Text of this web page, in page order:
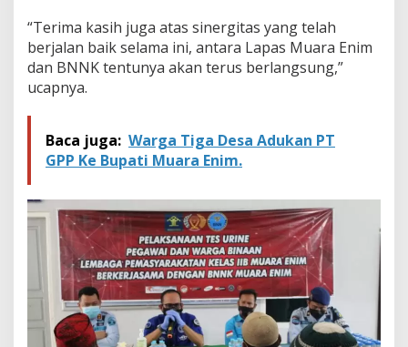
“Terima kasih juga atas sinergitas yang telah
berjalan baik selama ini, antara Lapas Muara Enim
dan BNNK tentunya akan terus berlangsung,”
ucapnya.
Baca juga: Warga Tiga Desa Adukan PT
GPP Ke Bupati Muara Enim.